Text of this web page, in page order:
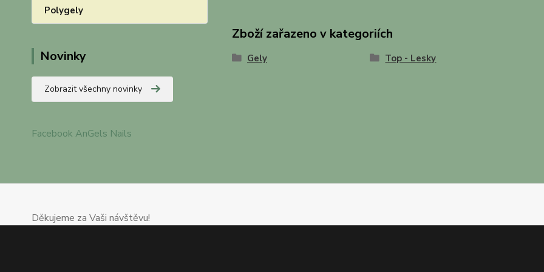
Polygely
Novinky
Zobrazit všechny novinky
Facebook AnGels Nails
Zboží zařazeno v kategoriích
Gely Top - Lesky
Děkujeme za Vaši návštěvu!